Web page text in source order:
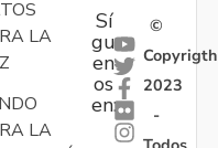
LA
LA
Sí
gu
en
os
en:
©
Copyrigth
2023
-